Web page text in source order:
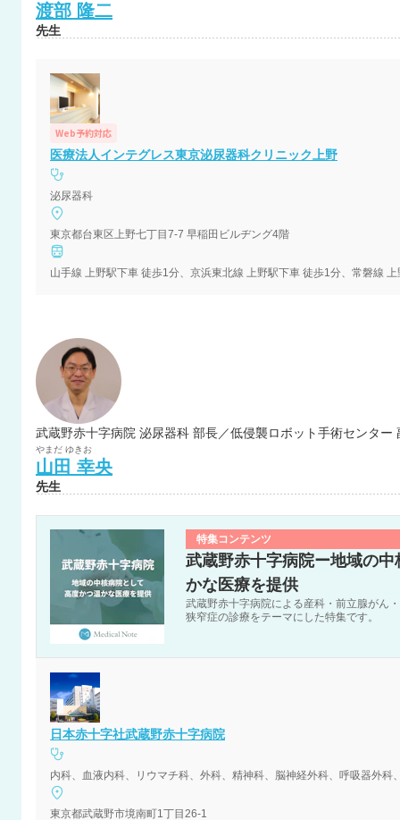
渡部 隆二
先生
Web予約対応
医療法人インテグレス東京泌尿器科クリニック上野
泌尿器科
東京都台東区上野七丁目7-7 早稲田ビルヂング4階
山手線 上野駅下車 徒歩1分、京浜東北線 上野駅下車 徒歩1分、常磐線
武蔵野赤十字病院 泌尿器科 部長／低侵襲ロボット手術センター
やまだ ゆきお
山田 幸央
先生
特集コンテンツ
武蔵野赤十字病院ー地域の
かな医療を提供
武蔵野赤十字病院による産科・前立腺がん
狭窄症の診療をテーマにした特集です。
日本赤十字社武蔵野赤十字病院
東京都武蔵野市境南町1丁目26-1